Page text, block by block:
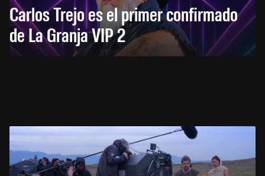
Carlos Trejo es el primer confirmado
de La Granja VIP 2